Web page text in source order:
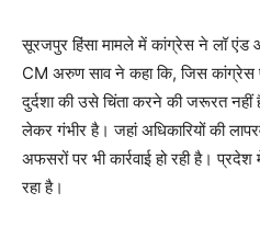
सूरजपुर हिंसा मामले में कांग्रेस ने लॉ एंड
CM अरुण साव ने कहा कि, जिस कांग्रेस
दुर्दशा की उसे चिंता करने की जरूरत नहीं
लेकर गंभीर है। जहां अधिकारियों की
अफसरों पर भी कार्रवाई हो रही है।
रहा है।